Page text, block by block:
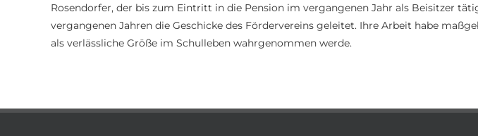
Rosendorfer, der bis zum Eintritt in die Pension im vergangenen Jahr als Beisitzer
vergangenen Jahren die Geschicke des Fördervereins geleitet. Ihre Arbeit habe
als verlässliche Größe im Schulleben wahrgenommen werde.